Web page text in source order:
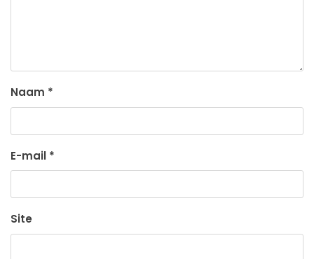
Naam *
E-mail *
Site